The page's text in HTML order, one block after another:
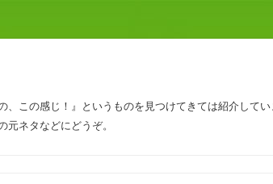
この感じ！』というものを見つけてきては紹介して
ネタなどにどうぞ。